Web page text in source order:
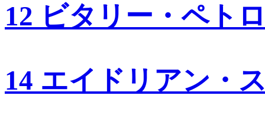
12 ビタリー・ペト
14 エイドリアン・